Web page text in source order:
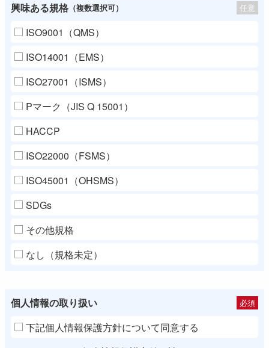
興味ある規格 （複数選択可） 任意
ISO9001（QMS）
ISO14001（EMS）
ISO27001（ISMS）
Pマーク（JIS Q 15001）
HACCP
ISO22000（FSMS）
ISO45001（OHSMS）
SDGs
その他規格
なし（規格未定）
個人情報の取り扱い 必須
下記個人情報保護方針について同意する